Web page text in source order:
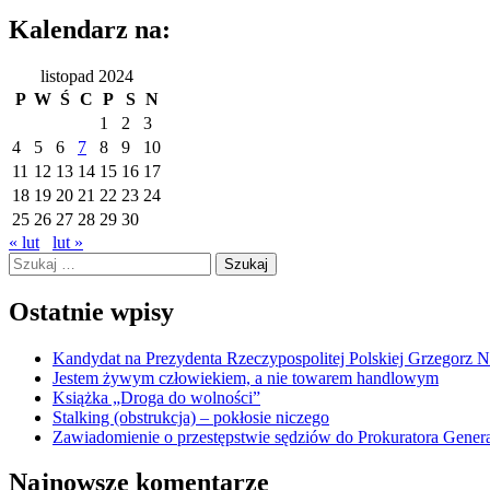
Kalendarz na:
listopad 2024
P W Ś C P S N
1
2
3
4
5 6 7 8 9
10
11 12 13 14 15 16 17
18 19 20 21 22 23 24
25 26 27 28 29 30
« lut
lut »
Szukaj:
Ostatnie wpisy
Kandydat na Prezydenta Rzeczypospolitej Polskiej Grzegorz
Jestem żywym człowiekiem, a nie towarem handlowym
Książka „Droga do wolności”
Stalking (obstrukcja) – pokłosie niczego
Zawiadomienie o przestępstwie sędziów do Prokuratora
Najnowsze komentarze